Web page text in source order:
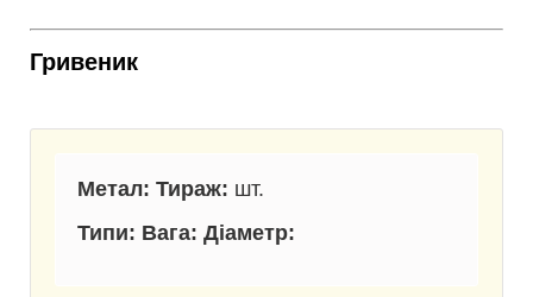
Гривеник
Метал: Тираж: шт.
Типи: Вага: Діаметр: